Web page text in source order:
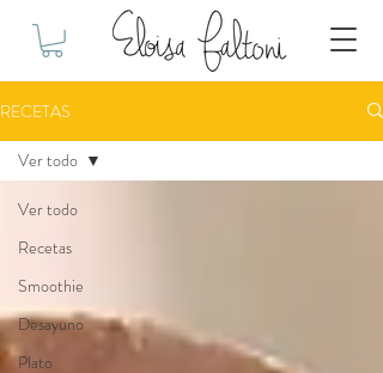
RECETAS
Ver todo
Recetas
Smoothie
Desayuno
Plato
Ver todo